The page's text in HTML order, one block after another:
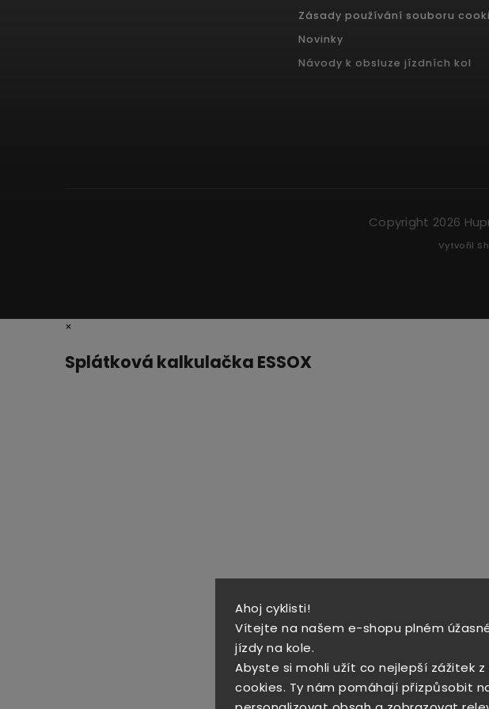
Ahoj cyklisti!
Vítejte na našem e-shopu plném
jízdy na kole.
Abyste si mohli užít co nejlepší zážitek
cookies. Ty nám pomáhají přizpůsobit
Zásady používání souboru
Novinky
Návody k obsluze jízdních kol
Copyright 2026
Vytvořil
×
Splátková kalkulačka ESSOX